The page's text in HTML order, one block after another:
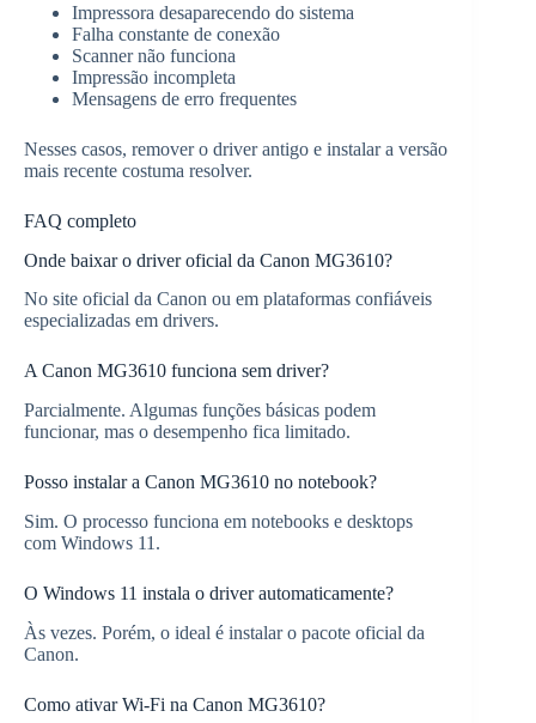
Impressora desaparecendo do sistema
Falha constante de conexão
Scanner não funciona
Impressão incompleta
Mensagens de erro frequentes
Nesses casos, remover o driver antigo e instalar a versão
mais recente costuma resolver.
FAQ completo
Onde baixar o driver oficial da Canon MG3610?
No site oficial da Canon ou em plataformas confiáveis
especializadas em drivers.
A Canon MG3610 funciona sem driver?
Parcialmente. Algumas funções básicas podem
funcionar, mas o desempenho fica limitado.
Posso instalar a Canon MG3610 no notebook?
Sim. O processo funciona em notebooks e desktops
com Windows 11.
O Windows 11 instala o driver automaticamente?
Às vezes. Porém, o ideal é instalar o pacote oficial da
Canon.
Como ativar Wi-Fi na Canon MG3610?